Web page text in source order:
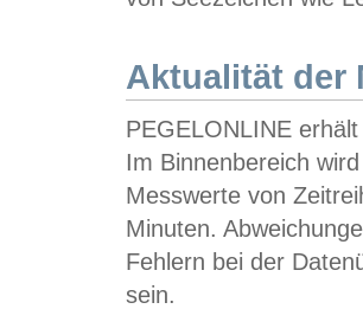
Aktualität der
PEGELONLINE
Im Binnenbereich
Messwerte von
Minuten.
Fehlern bei der
sein.